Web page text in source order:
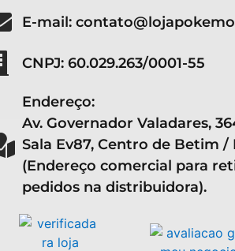
E-mail:
CNPJ: 60.029.263/0001-55
Endereço:
Av. Governador Valadares,
Sala Ev87, Centro de Betim /
(Endereço comercial para
pedidos na distribuidora).